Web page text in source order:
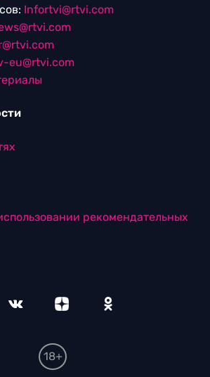
Infortvi@rtvi.com
eu@rtvi.com
рекомендательных
18+